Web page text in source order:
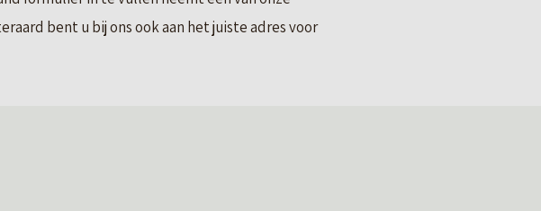
bent u bij ons ook aan het juiste adres voor